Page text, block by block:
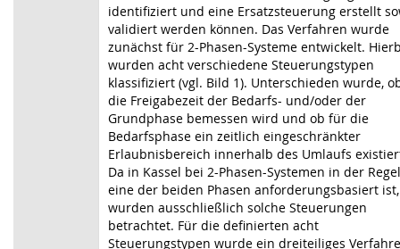
identifiziert und eine Ersatzsteuerung erstellt
validiert werden können. Das Ver­fahren wurde
zunächst für 2-Phasen-Systeme entwickelt.
wurden acht verschiedene Steuerungstypen
klassifiziert (vgl. Bild 1). Unterschieden wurde,
die Freigabezeit der Bedarfs- und/oder der
Grundphase bemessen wird und ob für die
Bedarfsphase ein zeitlich eingeschränkter
Erlaubnisbereich innerhalb des Umlaufs
Da in Kassel bei 2-Phasen-Systemen in der Regel
eine der beiden Phasen anforderungsbasiert ist,
wurden ausschließlich solche Steuerungen
betrachtet. Für die definierten acht
Steuerungstypen wurde ein dreiteiliges